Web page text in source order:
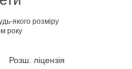
якого розміру
року
Розш. ліцензія